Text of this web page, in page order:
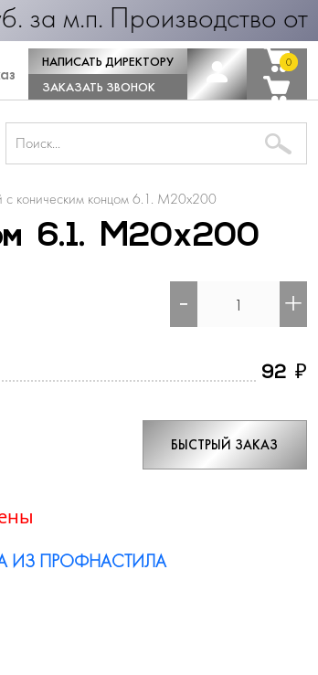
Производство от 1
НАПИСАТЬ ДИРЕКТОРУ
ЗАКАЗАТЬ ЗВОНОК
0
0
с коническим концом 6.1. М20х200
6.1. М20х200
- +
92 ₽
БЫСТРЫЙ ЗАКАЗ
ИЗ ПРОФНАСТИЛА